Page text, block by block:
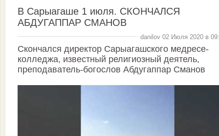
В Сарыагаше 1 июля. СКОНЧАЛСЯ
АБДУГАППАР СМАНОВ
danilov 02 Июля 2020 в
Скончался директор Сарыагашского медресе-
колледжа, известный религиозный деятель,
преподаватель-богослов Абдугаппар Сманов